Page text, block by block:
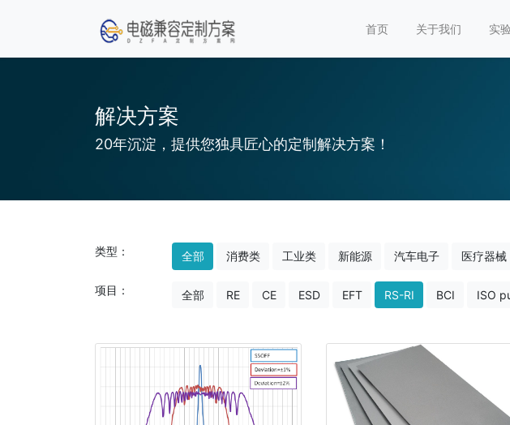
首页 关于我们 实
解决方案
20年沉淀，提供您独具匠心的定制解决方案！
类型： 全部 消费类 工业类 新能源 汽车电子 医疗器械
项目： 全部 RE CE ESD EFT RS-RI BCI ISO